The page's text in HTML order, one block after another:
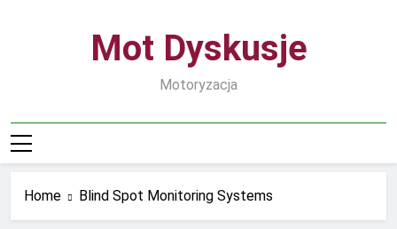
Mot Dyskusje
Motoryzacja
Home Blind Spot Monitoring Systems